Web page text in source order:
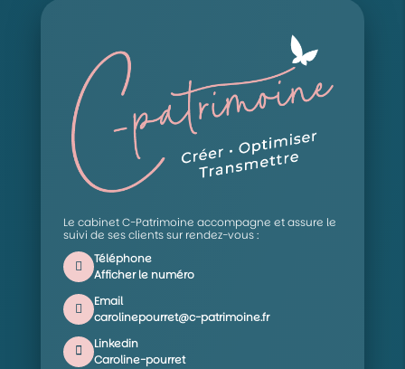
Le cabinet C-Patrimoine accompagne et assure le
suivi de ses clients sur rendez-vous :
Téléphone
Afficher le numéro
Email
carolinepourret@c-patrimoine.fr
Linkedin
Caroline-pourret